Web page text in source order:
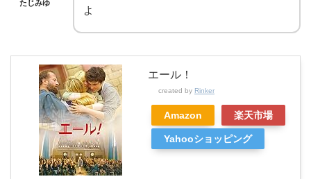
たじみゆ
よ
エール！
created by Rinker
Amazon 楽天市場
Yahooショッピング